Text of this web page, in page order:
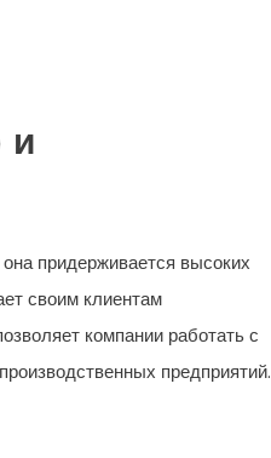
и
придерживается высоких
своим клиентам
компании работать с
предприятий.